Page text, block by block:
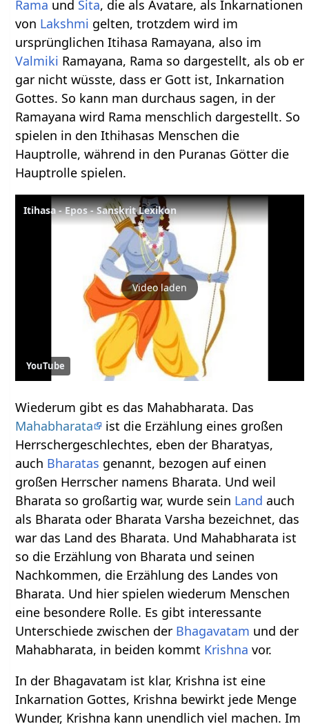
Rama und Sita, die als Avatare, als Inkarnationen
von Lakshmi gelten, trotzdem wird im
ursprünglichen Itihasa Ramayana, also im
Valmiki Ramayana, Rama so dargestellt, als ob er
gar nicht wüsste, dass er Gott ist, Inkarnation
Gottes. So kann man durchaus sagen, in der
Ramayana wird Rama menschlich dargestellt. So
spielen in den Ithihasas Menschen die
Hauptrolle, während in den Puranas Götter die
Hauptrolle spielen.
Itihasa - Epos - Sanskrit Lexikon
Video laden
YouTube
Wiederum gibt es das Mahabharata. Das
Mahabharata
ist die Erzählung eines großen
Herrschergeschlechtes, eben der Bharatyas,
auch Bharatas genannt, bezogen auf einen
großen Herrscher namens Bharata. Und weil
Bharata so großartig war, wurde sein Land auch
als Bharata oder Bharata Varsha bezeichnet, das
war das Land des Bharata. Und Mahabharata ist
so die Erzählung von Bharata und seinen
Nachkommen, die Erzählung des Landes von
Bharata. Und hier spielen wiederum Menschen
eine besondere Rolle. Es gibt interessante
Unterschiede zwischen der Bhagavatam und der
Mahabharata, in beiden kommt Krishna vor.
In der Bhagavatam ist klar, Krishna ist eine
Inkarnation Gottes, Krishna bewirkt jede Menge
Wunder, Krishna kann unendlich viel machen. Im